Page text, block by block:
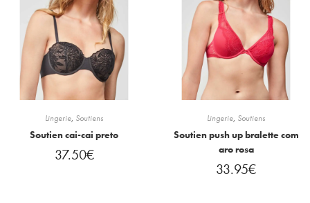
Lingerie, Soutiens
Soutien cai-cai preto
37.50€
Lingerie, Soutiens
Soutien push up bralette com
aro rosa
33.95€